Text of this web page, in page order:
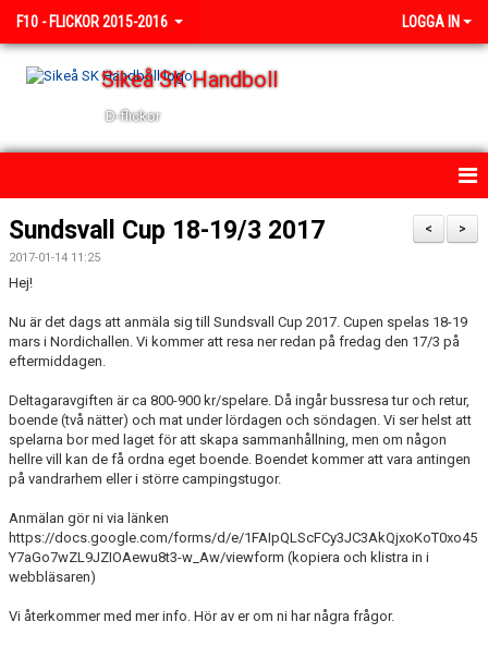
F10 - FLICKOR 2015-2016 LOGGA IN
Sikeå SK Handboll
D-flickor
HEM
NYHETER
KALENDER
TRUPPEN
BILDGALLERI
DOKUMENT
MATCHER
>
<
Sundsvall Cup 18-19/3 2017
2017-01-14 11:25
Hej!
Nu är det dags att anmäla sig till Sundsvall Cup 2017. Cupen spelas 18-19
mars i Nordichallen. Vi kommer att resa ner redan på fredag den 17/3 på
eftermiddagen.
Deltagaravgiften är ca 800-900 kr/spelare. Då ingår bussresa tur och retur,
boende (två nätter) och mat under lördagen och söndagen. Vi ser helst att
spelarna bor med laget för att skapa sammanhållning, men om någon
hellre vill kan de få ordna eget boende. Boendet kommer att vara antingen
på vandrarhem eller i större campingstugor.
Anmälan gör ni via länken
https://docs.google.com/forms/d/e/1FAIpQLScFCy3JC3AkQjxoKoT0xo45
Y7aGo7wZL9JZIOAewu8t3-w_Aw/viewform (kopiera och klistra in i
webbläsaren)
Vi återkommer med mer info. Hör av er om ni har några frågor.